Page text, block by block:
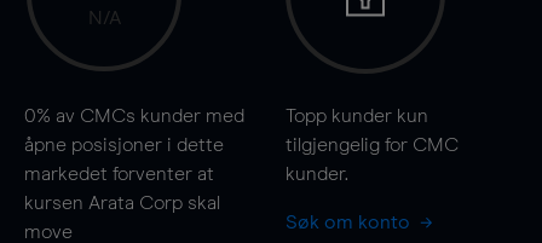
N/A
0% av CMCs kunder med
åpne posisjoner i dette
markedet forventer at
kursen Arata Corp skal
move
Topp kunder kun
tilgjengelig for CMC
kunder.
Søk om konto